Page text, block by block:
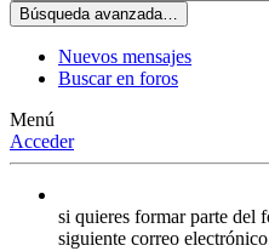
Búsqueda avanzada…
Nuevos mensajes
Buscar en foros
Menú
Acceder
si quieres formar parte del
siguiente correo